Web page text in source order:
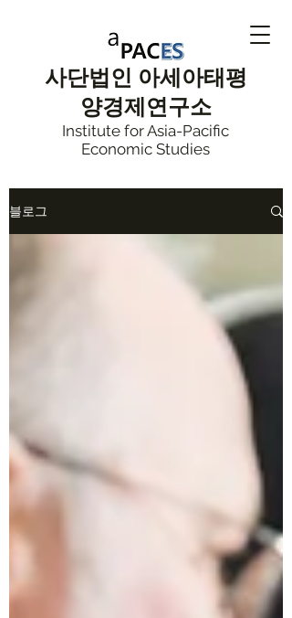
사단법인 아세아태평
양경제연구소
Institute for Asia-Pacific
Economic Studies
블로그